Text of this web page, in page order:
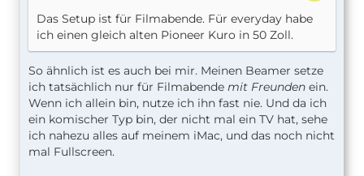
Das Setup ist für Filmabende. Für everyday habe
ich einen gleich alten Pioneer Kuro in 50 Zoll.
So ähnlich ist es auch bei mir. Meinen Beamer setze
ich tatsächlich nur für Filmabende mit Freunden ein.
Wenn ich allein bin, nutze ich ihn fast nie. Und da ich
ein komischer Typ bin, der nicht mal ein TV hat, sehe
ich nahezu alles auf meinem iMac, und das noch nicht
mal Fullscreen.